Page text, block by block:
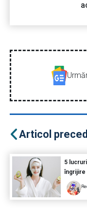
Articol
5
îngrijire